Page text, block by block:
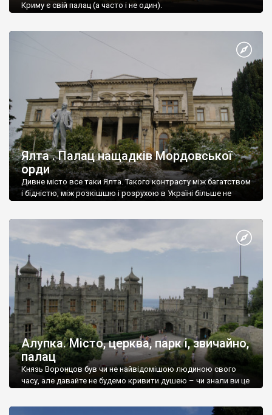
Криму є свій палац (а часто і не один).
Ялта . Палац нащадків Мордовської
орди
Дивне місто все таки Ялта. Такого контрасту між багатством
і бідністю, між розкішшю і розрухою в Україні більше не
Алупка. Місто, церква, парк і, звичайно,
палац
Князь Воронцов був чи не найвідомішою людиною свого
часу, але давайте не будемо кривити душею – чи знали ви це